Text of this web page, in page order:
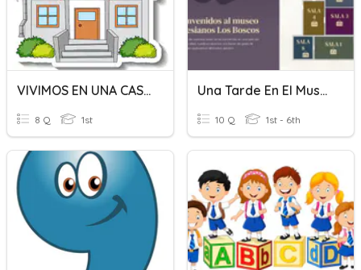
VIVIMOS EN UNA CASA
8 Q 1st
Una Tarde En El Museo
10 Q 1st - 6th